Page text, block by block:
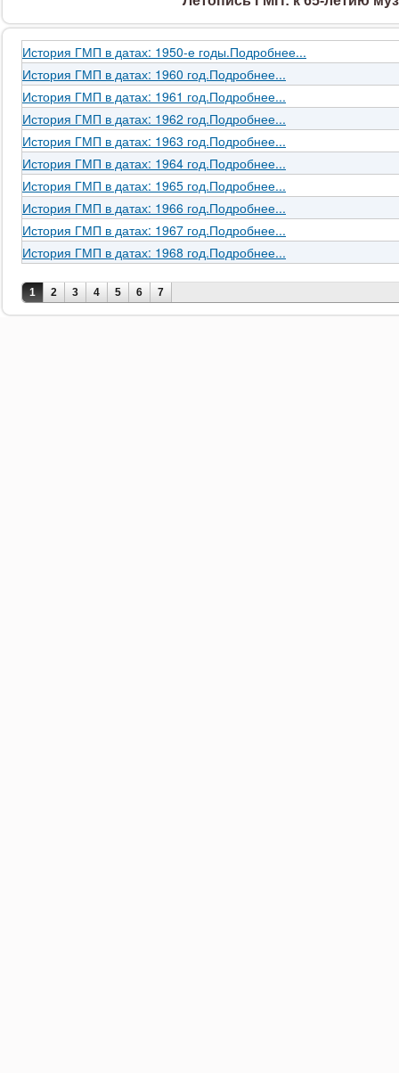
История ГМП в датах: 1950-е годы.Подробнее...
История ГМП в датах: 1960 год.Подробнее...
История ГМП в датах: 1961 год.Подробнее...
История ГМП в датах: 1962 год.Подробнее...
История ГМП в датах: 1963 год.Подробнее...
История ГМП в датах: 1964 год.Подробнее...
История ГМП в датах: 1965 год.Подробнее...
История ГМП в датах: 1966 год.Подробнее...
История ГМП в датах: 1967 год.Подробнее...
История ГМП в датах: 1968 год.Подробнее...
Страницы
1 2 3 4 5 6 7